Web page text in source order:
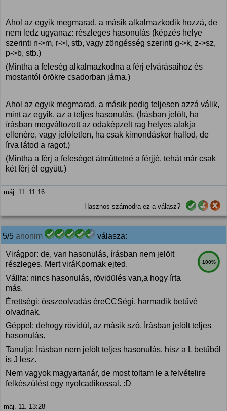
Ahol az egyik megmarad, a másik alkalmazkodik hozzá, de
nem ledz ugyanaz: részleges hasonulás (képzés helye
szerinti n->m, r->l, stb, vagy zöngésség szerinti g->k, z->sz,
p->b, stb.)
(Mintha a feleség alkalmazkodna a férj elvárásaihoz és
mostantól örökre csadorban járna.)
Ahol az egyik megmarad, a másik pedig teljesen azzá válik,
mint az egyik, az a teljes hasonulás. (Írásban jelölt, ha
írásban megváltozott az odaképzelt rag helyes alakja
ellenére, vagy jelöletlen, ha csak kimondáskor hallod, de
írva látod a ragot.)
(Mintha a férj a feleséget átműttetné a férjjé, tehát már csak
két férj él együtt.)
máj. 11. 11:16
Hasznos számodra ez a válasz?
5/5 anonim válasza:
100%
Virágpor: de, van hasonulás, írásban nem jelölt
részleges. Mert viráKpornak ejted.
Vállfa: nincs hasonulás, rövidülés van,a hogy írta
más.
Érettségi: összeolvadás éreCCSégi, harmadik betűvé
olvadnak.
Géppel: dehogy rövidül, az másik szó. Írásban jelölt teljes
hasonulás.
Tanulja: Írásban nem jelölt teljes hasonulás, hisz a L betűből
is J lesz.
Nem vagyok magyartanár, de most toltam le a felvételire
felkészülést egy nyolcadikossal. :D
máj. 11. 13:28